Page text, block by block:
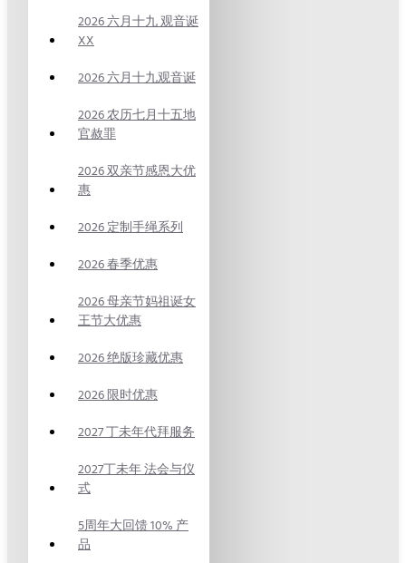
2026 六月十九 观音诞
XX
2026 六月十九观音诞
2026 农历七月十五地
官赦罪
2026 双亲节感恩大优
惠
2026 定制手绳系列
2026 春季优惠
2026 母亲节妈祖诞女
王节大优惠
2026 绝版珍藏优惠
2026 限时优惠
2027 丁未年代拜服务
2027丁未年 法会与仪
式
5周年大回馈 10% 产
品